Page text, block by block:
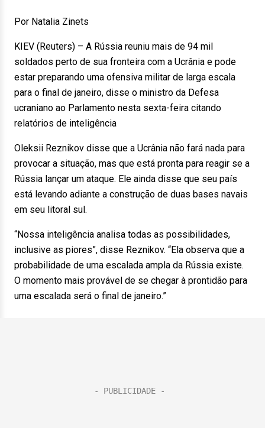
Por Natalia Zinets
KIEV (Reuters) – A Rússia reuniu mais de 94 mil
soldados perto de sua fronteira com a Ucrânia e pode
estar preparando uma ofensiva militar de larga escala
para o final de janeiro, disse o ministro da Defesa
ucraniano ao Parlamento nesta sexta-feira citando
relatórios de inteligência
Oleksii Reznikov disse que a Ucrânia não fará nada para
provocar a situação, mas que está pronta para reagir se a
Rússia lançar um ataque. Ele ainda disse que seu país
está levando adiante a construção de duas bases navais
em seu litoral sul.
“Nossa inteligência analisa todas as possibilidades,
inclusive as piores”, disse Reznikov. “Ela observa que a
probabilidade de uma escalada ampla da Rússia existe.
O momento mais provável de se chegar à prontidão para
uma escalada será o final de janeiro.”